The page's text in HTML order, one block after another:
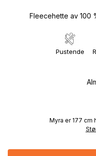
Fleecehette av 100
Pustende
Myra er 177 cm